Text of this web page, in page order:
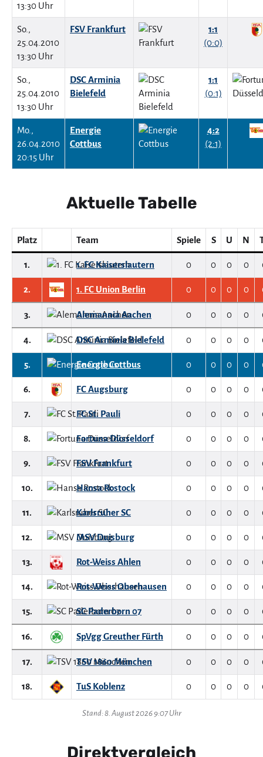
13:30 Uhr
So.,
25.04.2010
13:30 Uhr
FSV Frankfurt
1:1
(0:0)
So.,
25.04.2010
13:30 Uhr
DSC Arminia
Bielefeld
1:1
(0:1)
Mo.,
26.04.2010
20:15 Uhr
Energie
Cottbus
4:2
(2:1)
Aktuelle Tabelle
Platz Team Spiele S U N
1. 1. FC Kaiserslautern 0 0 0 0
2. 1. FC Union Berlin 0 0 0 0
3. Alemannia Aachen 0 0 0 0
4. DSC Arminia Bielefeld 0 0 0 0
5. Energie Cottbus 0 0 0 0
6. FC Augsburg 0 0 0 0
7. FC St. Pauli 0 0 0 0
8. Fortuna Düsseldorf 0 0 0 0
9. FSV Frankfurt 0 0 0 0
10. Hansa Rostock 0 0 0 0
11. Karlsruher SC 0 0 0 0
12. MSV Duisburg 0 0 0 0
13. Rot-Weiss Ahlen 0 0 0 0
14. Rot-Weiss Oberhausen 0 0 0 0
15. SC Paderborn 07 0 0 0 0
16. SpVgg Greuther Fürth 0 0 0 0
17. TSV 1860 München 0 0 0 0
18. TuS Koblenz 0 0 0 0
Stand: 8. August 2026 9:07 Uhr
Direktvergleich